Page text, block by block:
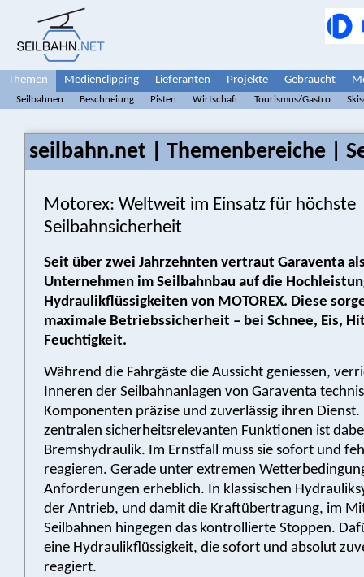
Themen Medienclipping Lieferanten Projekte Gebraucht
Seilbahnen Beschneiung Pisten Wirtschaft Tourismus/Gastro
seilbahn.net | Themenbereiche |
Motorex: Weltweit im Einsatz für höchste
Seilbahnsicherheit
Seit über zwei Jahrzehnten vertraut Garaventa
Unternehmen im Seilbahnbau auf die
Hydraulikflüssigkeiten von MOTOREX. Diese
maximale Betriebssicherheit – bei Schnee, Eis,
Feuchtigkeit.
Während die Fahrgäste die Aussicht geniessen,
Inneren der Seilbahnanlagen von Garaventa
Komponenten präzise und zuverlässig ihren Dienst.
zentralen sicherheitsrelevanten Funktionen ist
Bremshydraulik. Im Ernstfall muss sie sofort und
reagieren. Gerade unter extremen
Anforderungen erheblich. In klassischen
der Antrieb, und damit die Kraftübertragung, im
Seilbahnen hingegen das kontrollierte Stoppen.
eine Hydraulikflüssigkeit, die sofort und absolut
reagiert.